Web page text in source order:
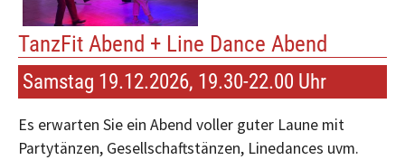
TanzFit Abend + Line Dance Abend
Samstag 19.12.2026, 19.30-22.00 Uhr
Es erwarten Sie ein Abend voller guter Laune mit
Partytänzen, Gesellschaftstänzen, Linedances uvm.